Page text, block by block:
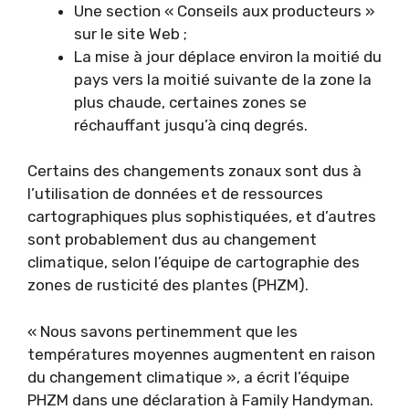
Une section « Conseils aux producteurs »
sur le site Web ;
La mise à jour déplace environ la moitié du
pays vers la moitié suivante de la zone la
plus chaude, certaines zones se
réchauffant jusqu’à cinq degrés.
Certains des changements zonaux sont dus à
l’utilisation de données et de ressources
cartographiques plus sophistiquées, et d’autres
sont probablement dus au changement
climatique, selon l’équipe de cartographie des
zones de rusticité des plantes (PHZM).
« Nous savons pertinemment que les
températures moyennes augmentent en raison
du changement climatique », a écrit l’équipe
PHZM dans une déclaration à Family Handyman.